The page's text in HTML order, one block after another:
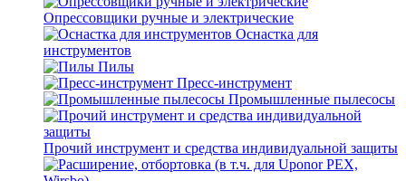
Опрессовщики ручные и электрические
Оснастка для
инструментов
Пилы
Пресс-инструмент
Промышленные пылесосы
Прочий инструмент и средства индивидуальной защиты